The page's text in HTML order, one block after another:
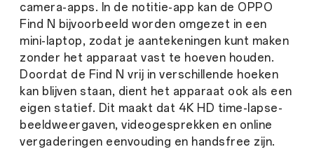
camera-apps. In de notitie-app kan de OPPO
Find N bijvoorbeeld worden omgezet in een
mini-laptop, zodat je aantekeningen kunt maken
zonder het apparaat vast te hoeven houden.
Doordat de Find N vrij in verschillende hoeken
kan blijven staan, dient het apparaat ook als een
eigen statief. Dit maakt dat 4K HD time-lapse-
beeldweergaven, videogesprekken en online
vergaderingen eenvouding en handsfree zijn.